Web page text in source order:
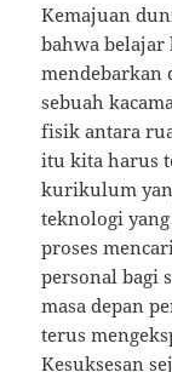
Kemajuan
bahwa belajar
mendebarkan
sebuah
fisik antara
itu kita harus
kurikulum
teknologi
proses
personal bagi
masa depan
terus
Kesuksesan